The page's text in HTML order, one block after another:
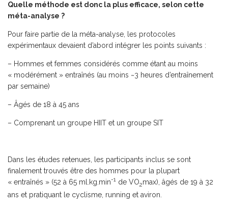
Quelle méthode est donc la plus efficace, selon cette
méta-analyse ?
Pour faire partie de la méta-analyse, les protocoles
expérimentaux devaient d’abord intégrer les points suivants :
– Hommes et femmes considérés comme étant au moins
« modérément » entraînés (au moins ~3 heures d’entraînement
par semaine)
– Âgés de 18 à 45 ans
– Comprenant un groupe HIIT et un groupe SIT
Dans les études retenues, les participants inclus se sont
finalement trouvés être des hommes pour la plupart
« entraînés » (52 à 65 ml.kg.min-1 de VO2max), âgés de 19 à 32
ans et pratiquant le cyclisme, running et aviron.